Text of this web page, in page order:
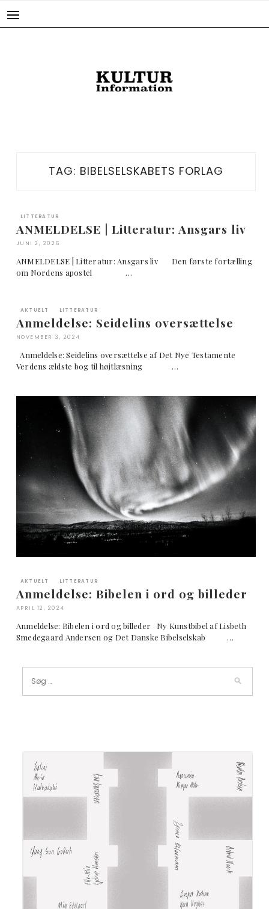
TAG: BIBELSELSKABETS FORLAG
LITTERATUR
ANMELDELSE | Litteratur: Ansgars liv
JUNI 2, 2026
ANMELDELSE | Litteratur: Ansgars liv Den første fortælling
om Nordens apostel …
AKTUELT LITTERATUR
Anmeldelse: Seidelins oversættelse
NOVEMBER 3, 2024
Anmeldelse: Seidelins oversættelse af Det Nye Testamente
Verdens ældste bog til højtlæsning …
AKTUELT LITTERATUR
Anmeldelse: Bibelen i ord og billeder
APRIL 12, 2024
Anmeldelse: Bibelen i ord og billeder Ny Kunstbibel af Lisbeth
Smedegaard Andersen og Det Danske Bibelselskab …